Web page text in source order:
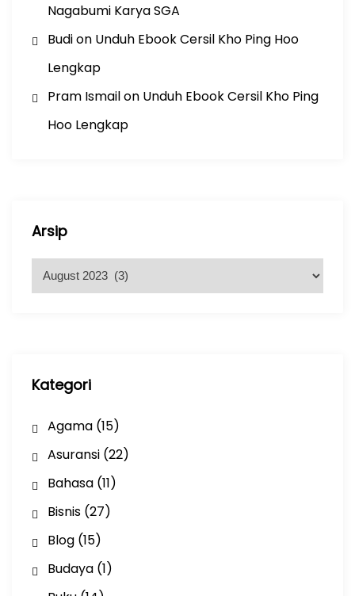
Nagabumi Karya SGA
Budion Unduh Ebook Cersil Kho Ping Hoo
Lengkap
Pram Ismailon Unduh Ebook Cersil Kho Ping
Hoo Lengkap
Arsip
Kategori
Agama(15)
Asuransi(22)
Bahasa(11)
Bisnis(27)
Blog(15)
Budaya(1)